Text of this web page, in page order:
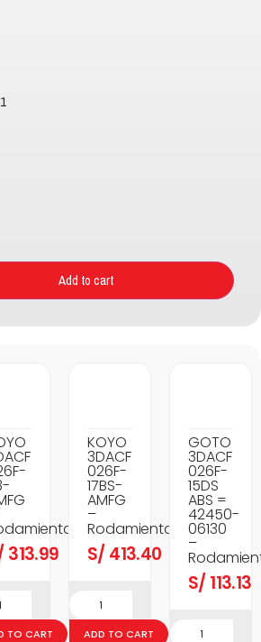
Add to cart
313.99
TO CART
KOYO
3DACF
026F-
17BS-
AMFG
–
Rodamientos
S/ 413.40
ADD TO CART
GOTO
3DACF
026F-
15DS
ABS =
42450-
06130
–
S/ 113.13